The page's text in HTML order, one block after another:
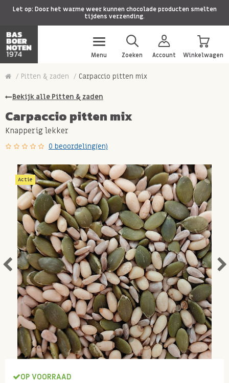
Let op: Door het warme weer kunnen chocolade producten smelten
tijdens verzending.
Menu Zoeken Account Winkelwagen
Pitten & zaden Carpaccio pitten mix
Bekijk alle Pitten & zaden
Carpaccio pitten mix
Knapperig lekker
0 beoordeling(en)
Actie
OP VOORRAAD